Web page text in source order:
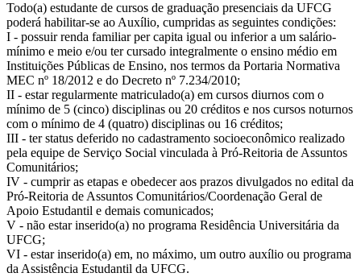
Todo(a) estudante de cursos de graduação presenciais da UFCG
poderá habilitar-se ao Auxílio, cumpridas as seguintes condições:
I - possuir renda familiar per capita igual ou inferior a um salário-
mínimo e meio e/ou ter cursado integralmente o ensino médio em
Instituições Públicas de Ensino, nos termos da Portaria Normativa
MEC nº 18/2012 e do Decreto nº 7.234/2010;
II - estar regularmente matriculado(a) em cursos diurnos com o
mínimo de 5 (cinco) disciplinas ou 20 créditos e nos cursos noturnos
com o mínimo de 4 (quatro) disciplinas ou 16 créditos;
III - ter status deferido no cadastramento socioeconômico realizado
pela equipe de Serviço Social vinculada à Pró-Reitoria de Assuntos
Comunitários;
IV - cumprir as etapas e obedecer aos prazos divulgados no edital da
Pró-Reitoria de Assuntos Comunitários/Coordenação Geral de
Apoio Estudantil e demais comunicados;
V - não estar inserido(a) no programa Residência Universitária da
UFCG;
VI - estar inserido(a) em, no máximo, um outro auxílio ou programa
da Assistência Estudantil da UFCG.